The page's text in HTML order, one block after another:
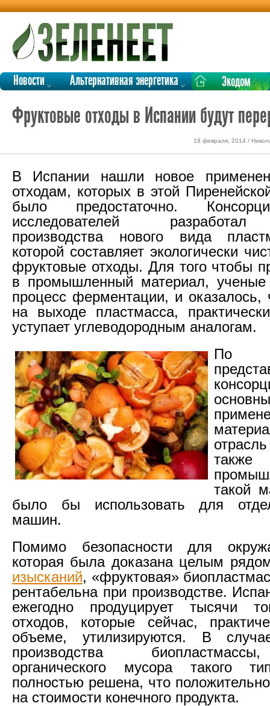
Новости Альтернативная энергетика Экодом
Фруктовые отходы в Испании будут
18 февраля, 2014 /
В Испании нашли новое
отходам, которых в этой
было предостаточно.
исследователей
производства нового вида
которой составляет экологически
фруктовые отходы. Для того чтобы
в промышленный материал, ученые
процесс ферментации, и оказалось,
на выходе пластмасса,
уступает углеводородным аналогам.
По
также
такой
было бы использовать для
машин.
Помимо безопасности для
которая была доказана целым
изысканий, «фруктовая»
рентабельна при производстве.
ежегодно продуцирует тысячи
отходов, которые сейчас,
объеме, утилизируются. В
производства
органического мусора такого
полностью решена, что
на стоимости конечного продукта.